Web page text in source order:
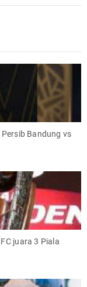
Bandung vs
juara 3 Piala